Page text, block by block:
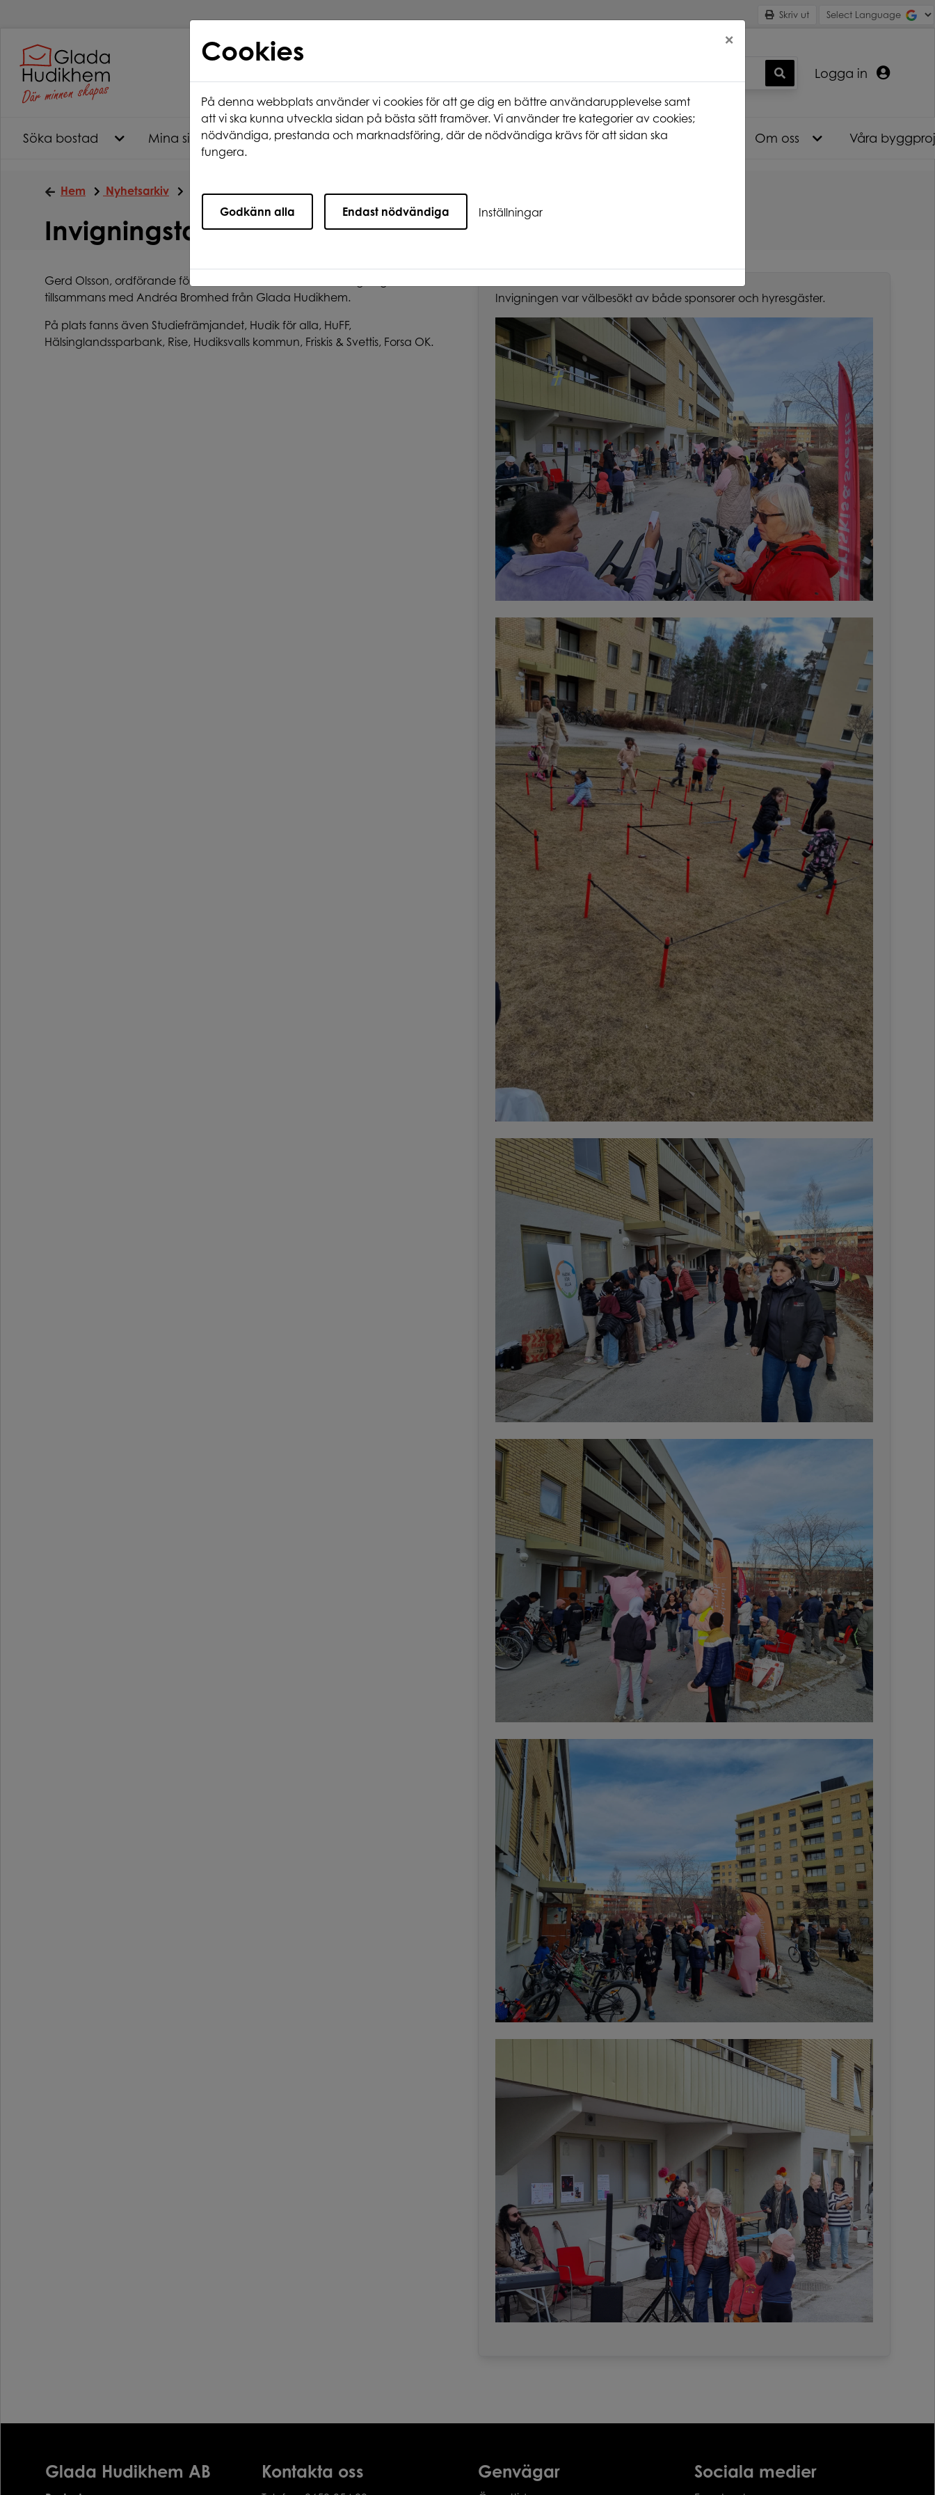
Logga in
Skriv ut
Söka bostad Mina sidor Ledigt just nu Våra områden Att bo hos oss Nyhetsarkiv Om oss Våra
Hem Nyhetsarkiv Invigningstal och festligheter
Invigningstal och festligheter
Gerd Olsson, ordförande för Kultur och Fritidsnämnden, invigningstalade
tillsammans med Andréa Bromhed från Glada Hudikhem.
På plats fanns även Studiefrämjandet, Hudik för alla, HuFF,
Hälsinglandssparbank, Rise, Hudiksvalls kommun, Friskis & Svettis, Forsa OK.
Invigningen var välbesökt av både sponsorer och hyresgäster.
Glada Hudikhem AB Kontakta oss Genvägar Sociala medier
Cookies ×
På denna webbplats använder vi cookies för att ge dig en bättre användarupplevelse samt
att vi ska kunna utveckla sidan på bästa sätt framöver. Vi använder tre kategorier av cookies;
nödvändiga, prestanda och marknadsföring, där de nödvändiga krävs för att sidan ska
fungera.
Godkänn alla Endast nödvändiga Inställningar